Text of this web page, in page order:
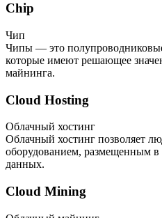
Chip
Чип
Чипы — это
которые имеют решающее
майнинга.
Cloud Hosting
Облачный хостинг
Облачный хостинг позволяет
оборудованием, размещенным в
данных.
Cloud Mining